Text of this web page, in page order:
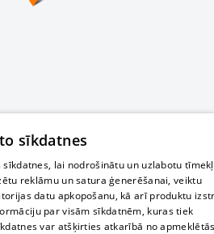
sīkdatnes
lai nodrošinātu un uzlabotu
reklāmu un satura ģenerēšanai, veiktu
datu apkopošanu, kā arī produktu
par visām sīkdatnēm, kuras tiek
var atšķirties atkarībā no